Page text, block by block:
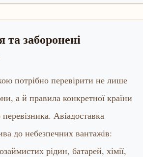
заборонені
потрібно перевірити не лише
а й правила конкретної країни
Авіадоставка
до небезпечних вантажів:
рідин, батарей, хімії,